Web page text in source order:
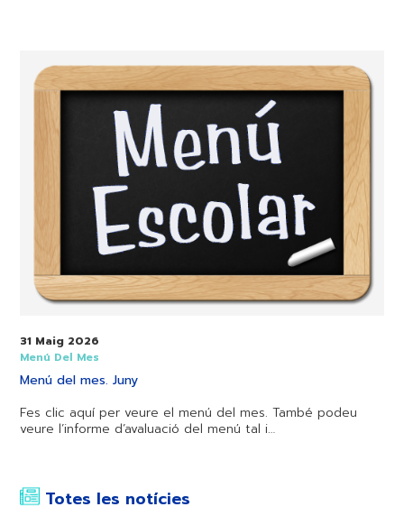
Menú
del
mes.
Juny
31 Maig 2026
Menú Del Mes
Menú del mes. Juny
Fes clic aquí per veure el menú del mes. També podeu
veure l’informe d’avaluació del menú tal i…
Totes les notícies